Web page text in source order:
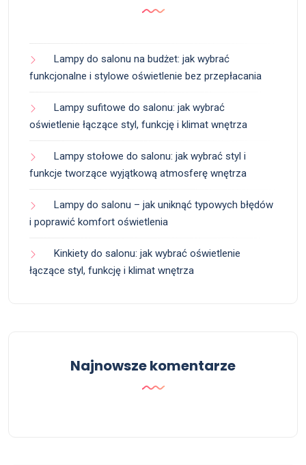
Lampy do salonu na budżet: jak wybrać
funkcjonalne i stylowe oświetlenie bez przepłacania
Lampy sufitowe do salonu: jak wybrać
oświetlenie łączące styl, funkcję i klimat wnętrza
Lampy stołowe do salonu: jak wybrać styl i
funkcje tworzące wyjątkową atmosferę wnętrza
Lampy do salonu – jak uniknąć typowych błędów
i poprawić komfort oświetlenia
Kinkiety do salonu: jak wybrać oświetlenie
łączące styl, funkcję i klimat wnętrza
Najnowsze komentarze